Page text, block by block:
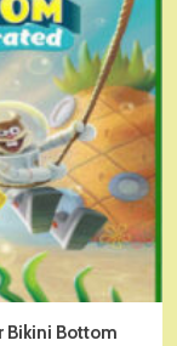
Bikini Bottom